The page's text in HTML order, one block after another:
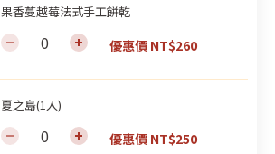
果香蔓越莓法式手工餅乾
優惠價 NT$260
夏之島(1入)
優惠價 NT$250